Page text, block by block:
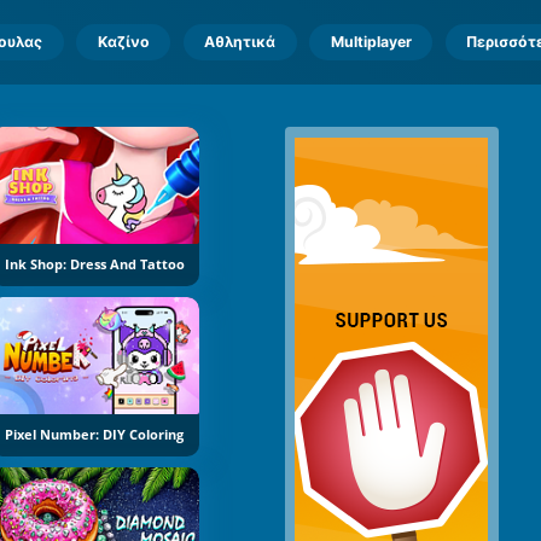
Καζίνο Αθλητικά Multiplayer
Ink Shop: Dress And Tattoo
Pixel Number: DIY Coloring